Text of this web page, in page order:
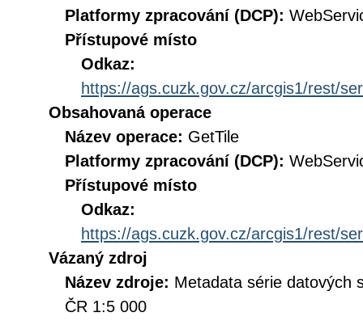
Platformy zpracování (DCP):
Přístupové místo
Odkaz:
https://ags.cuzk.gov.cz/arcgis1/rest/
Obsahovaná operace
Název operace: GetTile
Platformy zpracování (DCP):
Přístupové místo
Odkaz:
https://ags.cuzk.gov.cz/arcgis1/rest/
Vázaný zdroj
Název zdroje: Metadata série datových
ČR 1:5 000